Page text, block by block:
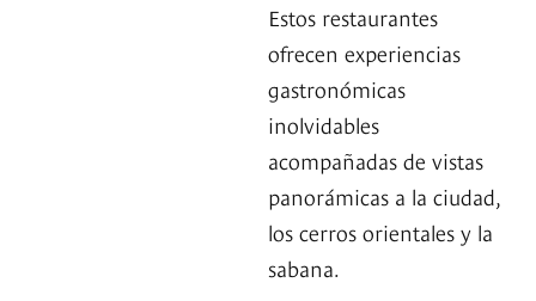
Estos restaurantes
ofrecen experiencias
gastronómicas
inolvidables
acompañadas de vistas
panorámicas a la ciudad,
los cerros orientales y la
sabana.